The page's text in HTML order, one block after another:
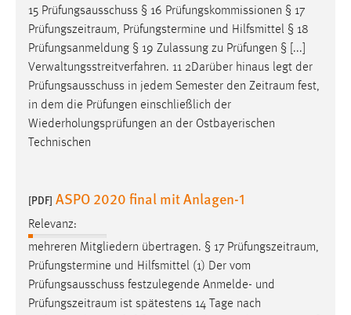
15 Prüfungsausschuss § 16 Prüfungskommissionen § 17
Prüfungszeitraum, Prüfungstermine und Hilfsmittel § 18
Prüfungsanmeldung § 19 Zulassung zu Prüfungen § [...]
Verwaltungsstreitverfahren. 11 2Darüber hinaus legt der
Prüfungsausschuss in jedem Semester den Zeitraum fest,
in dem die Prüfungen einschließlich der
Wiederholungsprüfungen an der Ostbayerischen
Technischen
[PDF] ASPO 2020 final mit Anlagen-1
Relevanz:
mehreren Mitgliedern übertragen. § 17 Prüfungszeitraum,
Prüfungstermine und Hilfsmittel (1) Der vom
Prüfungsausschuss festzulegende Anmelde- und
Prüfungszeitraum ist spätestens 14 Tage nach